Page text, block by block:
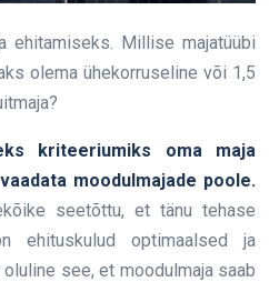
ehitamiseks. Millise majatüübi
olema ühekorruseline või 1,5
kriteeriumiks oma maja
moodulmajade poole.
seetõttu, et tänu tehase
ehituskulud optimaalsed ja
see, et moodulmaja saab